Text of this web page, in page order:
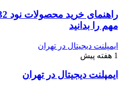
مهم را بدانید
ایمپلنت دیجیتال در تهران
1 هفته پیش
ایمپلنت دیجیتال در تهران